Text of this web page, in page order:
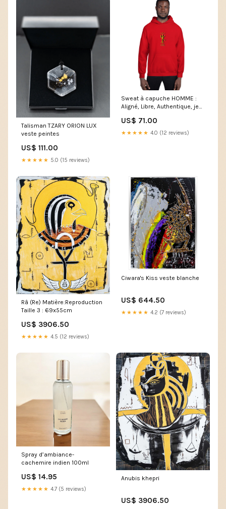
Talisman TZARY ORION LUX
veste peintes
US$ 111.00
★★★★★ 5.0 (15 reviews)
Sweat à capuche HOMME :
Aligné, Libre, Authentique, je
US$ 71.00
★★★★★ 4.0 (12 reviews)
Râ (Re) Matière:Reproduction
Taille 3 : 69x55cm
US$ 3906.50
★★★★★ 4.5 (12 reviews)
Ciwara's Kiss veste blanche
US$ 644.50
★★★★★ 4.2 (7 reviews)
Spray d’ambiance-
cachemire indien 100ml
US$ 14.95
★★★★★ 4.7 (5 reviews)
Anubis khepri
US$ 3906.50